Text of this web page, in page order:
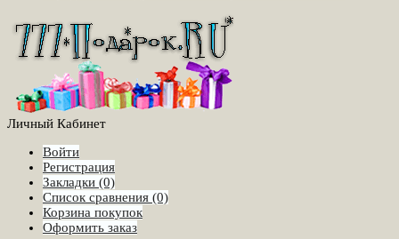
Личный Кабинет
Войти
Регистрация
Закладки (0)
Список сравнения (0)
Корзина покупок
Оформить заказ